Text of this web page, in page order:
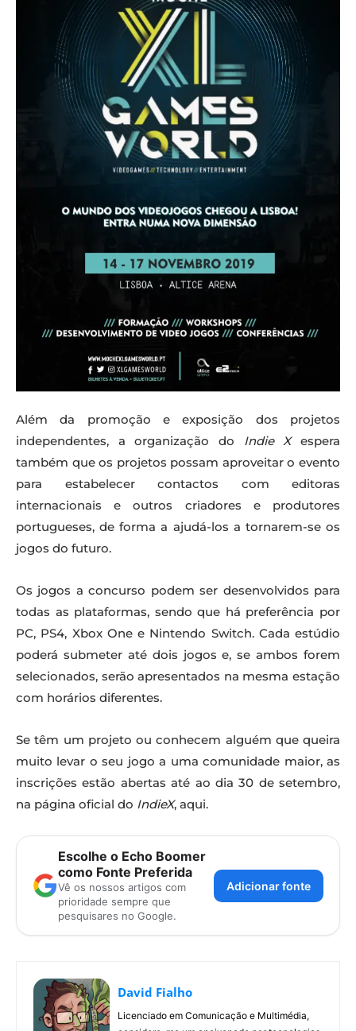
Além da promoção e exposição dos projetos
independentes, a organização do Indie Xespera
também que os projetos possam aproveitar o evento
para estabelecer contactos com editoras
internacionais e outros criadores e produtores
portugueses, de forma a ajudá-los a tornarem-se os
jogos do futuro.
Os jogos a concurso podem ser desenvolvidos para
todas as plataformas, sendo que há preferência por
PC, PS4, Xbox One e Nintendo Switch. Cada estúdio
poderá submeter até dois jogos e, se ambos forem
selecionados, serão apresentados na mesma estação
com horários diferentes.
Se têm um projeto ou conhecem alguém que queira
muito levar o seu jogo a uma comunidade maior, as
inscrições estão abertas até ao dia 30 de setembro,
na página oficial do IndieX, aqui.
Escolhe o Echo Boomer
como Fonte Preferida
Vê os nossos artigos com
prioridade sempre que
pesquisares no Google.
Adicionar fonte
David Fialho
Licenciado em Comunicação e Multimédia,